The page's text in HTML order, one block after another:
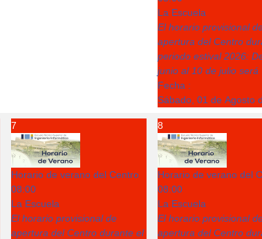
La Escuela
El horario provisional
apertura del Centro
periodo estival 2026:
junio al 10 de julio será
Fecha :
Sábado, 01 de Agosto
7
Horario de verano del Centro
08:00
La Escuela
El horario provisional de
apertura del Centro durante el
8
Horario de verano del
08:00
La Escuela
El horario provisional
apertura del Centro